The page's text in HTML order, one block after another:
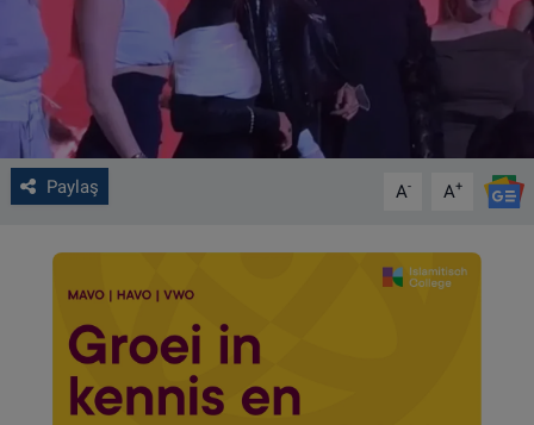
Paylaş A- A+
ALGEMENE VOORWAARDEN
CONTACT
Çerez Politikası